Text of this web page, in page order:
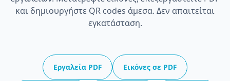
και δημιουργήστε QR codes άμεσα. Δεν απαιτείται
εγκατάσταση.
Εργαλεία PDF Εικόνες σε PDF